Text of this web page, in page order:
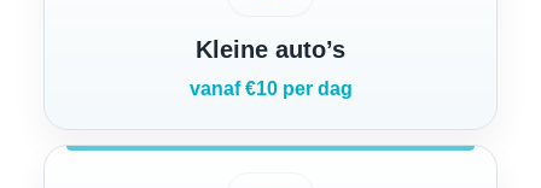
Kleine auto’s
vanaf €10 per dag